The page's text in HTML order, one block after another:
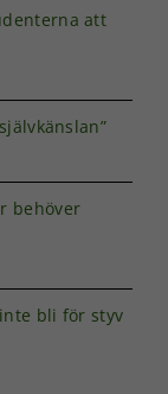
att
behöver
bli för styv